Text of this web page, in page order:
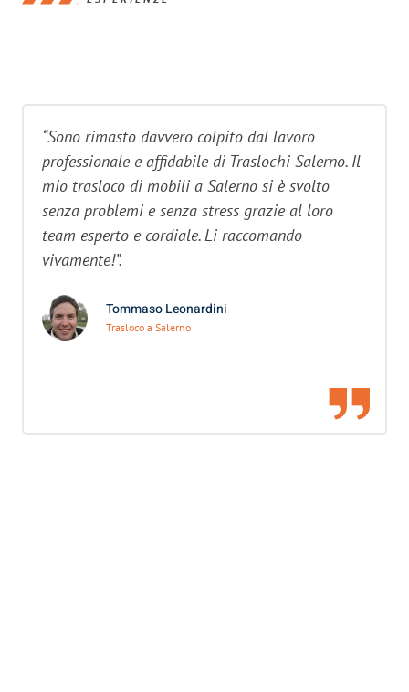
“Sono rimasto davvero colpito dal lavoro
professionale e affidabile di Traslochi Salerno. Il
mio trasloco di mobili a Salerno si è svolto
senza problemi e senza stress grazie al loro
team esperto e cordiale. Li raccomando
vivamente!”.
Tommaso Leonardini
Trasloco a Salerno